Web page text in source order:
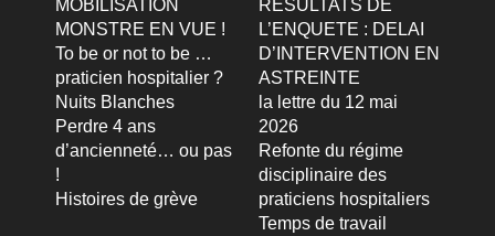
MOBILISATION
MONSTRE EN VUE !
To be or not to be …
praticien hospitalier ?
Nuits Blanches
Perdre 4 ans
d’ancienneté… ou pas
!
Histoires de grève
RESULTATS DE
L’ENQUETE : DELAI
D’INTERVENTION EN
ASTREINTE
la lettre du 12 mai
2026
Refonte du régime
disciplinaire des
praticiens hospitaliers
Temps de travail